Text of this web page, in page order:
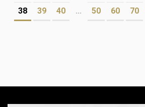
38 39 40 ... 50 60 70